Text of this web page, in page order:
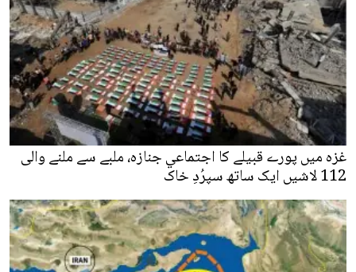
غزہ میں پورے قبیلے کا اجتماعي جنازہ، ملبے سے ملنے والی
112 لاشیں ایک ساتھ سپرُدِ خاک